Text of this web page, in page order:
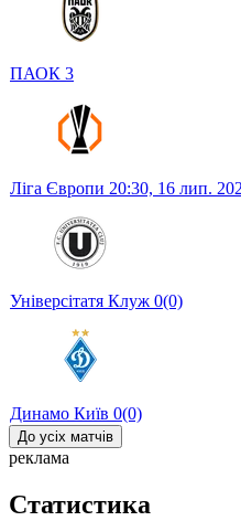
ПАОК 3
Ліга Європи 20:30, 16 лип.
Універсітатя Клуж 0(0)
Динамо Київ 0(0)
До усіх матчів
реклама
Статистика